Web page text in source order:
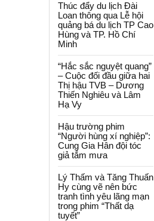
Thúc đẩy du lịch Đài
Loan thông qua Lễ hội
quảng bá du lịch TP Cao
Hùng và TP. Hồ Chí
Minh
“Hắc sắc nguyệt quang”
– Cuộc đối đầu giữa hai
Thị hậu TVB – Dương
Thiến Nghiêu và Lâm
Hạ Vy
Hậu trường phim
“Người hùng xí nghiệp”:
Cung Gia Hân đội tóc
giả tắm mưa
Lý Thấm và Tăng Thuấn
Hy cùng vẽ nên bức
tranh tình yêu lãng mạn
trong phim “Thất dạ
tuyết”